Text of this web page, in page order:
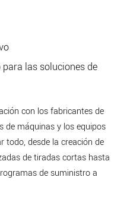
las soluciones de
con los fabricantes de
de máquinas y los equipos
todo, desde la creación de
de tiradas cortas hasta
de suministro a